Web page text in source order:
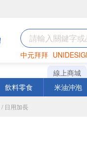
中元拜拜
罐頭 海苔
線上商城
飲料零食 米油沖泡
/ 日用加長